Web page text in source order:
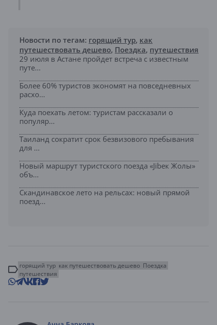
Новости по тегам: горящий тур, как
путешествовать дешево, Поездка, путешествия
29 июля в Астане пройдет встреча с известным
путе...
Более 60% туристов экономят на повседневных
расхо...
Куда поехать летом: туристам рассказали о
популяр...
Таиланд сократит срок безвизового пребывания
для ...
Новый маршрут туристского поезда «Jibек Жолы»
объ...
Скандинавское лето на рельсах: новый прямой
поезд...
горящий тур как путешествовать дешево Поездка
путешествия